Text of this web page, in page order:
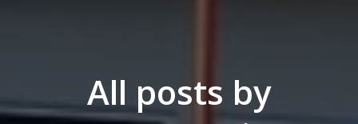
All posts by